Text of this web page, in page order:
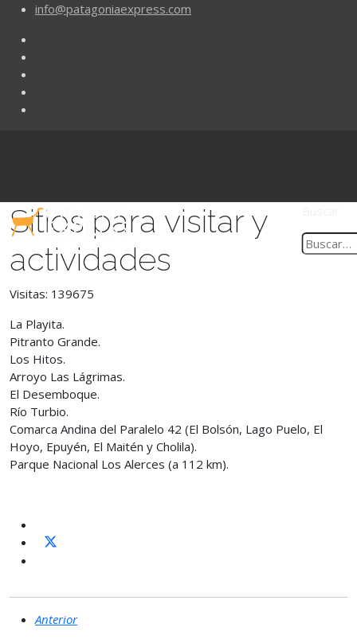
info@patagoniaexpress.com
Sitios para visitar y
actividades
Visitas: 139675
La Playita.
Pitranto Grande.
Los Hitos.
Arroyo Las Lágrimas.
El Desemboque.
Río Turbio.
Comarca Andina del Paralelo 42 (El Bolsón, Lago Puelo, El
Hoyo, Epuyén, El Maitén y Cholila).
Parque Nacional Los Alerces (a 112 km).
Anterior